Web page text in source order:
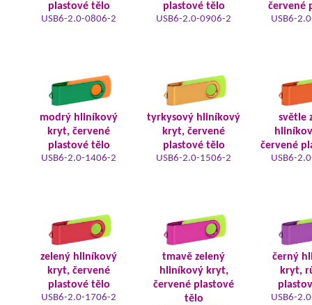
plastové tělo
USB6-2.0-0806-2
plastové tělo
USB6-2.0-0906-2
červené
USB6-
modrý hliníkový
kryt, červené
plastové tělo
USB6-2.0-1406-2
tyrkysový hliníkový
kryt, červené
plastové tělo
USB6-2.0-1506-2
světle
červené
USB6-
zelený hliníkový
kryt, červené
plastové tělo
USB6-2.0-1706-2
tmavě zelený
hliníkový kryt,
červené plastové
tělo
černý
kryt,
USB6-